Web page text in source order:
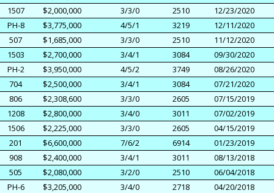
1507
$2,000,000 3/3/0 2510
12/23/2020
PH-8
$3,775,000 4/5/1 3219
12/11/2020
507
$1,685,000 3/3/0 2510
11/12/2020
1503
$2,700,000 3/4/1 3084
09/30/2020
PH-2
$3,950,000 4/5/2 3749
08/26/2020
704
$2,500,000 3/4/1 3084
07/21/2020
806
$2,308,600 3/3/0 2605
07/15/2019
1208
$2,800,000 3/4/0 3011
07/02/2019
1506
$2,225,000 3/3/0 2605
04/15/2019
201
$6,600,000 7/6/2 6914
01/23/2019
908
$2,400,000 3/4/1 3011
08/13/2018
505
$2,080,000 3/2/0 2510
06/04/2018
PH-6
$3,205,000 3/4/0 2718
04/20/2018